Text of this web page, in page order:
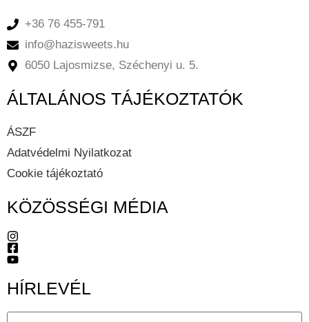
+36 76 455-791
info@hazisweets.hu
6050 Lajosmizse, Széchenyi u. 5.
ÁLTALÁNOS TÁJÉKOZTATÓK
ÁSZF
Adatvédelmi Nyilatkozat
Cookie tájékoztató
KÖZÖSSÉGI MÉDIA
HÍRLEVÉL